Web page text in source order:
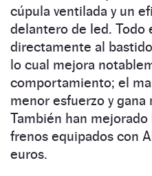
cúpula ventilada y un
delantero de led. Todo
directamente al
lo cual mejora
comportamiento; el
menor esfuerzo y
También han mejorado
frenos equipados con
euros.